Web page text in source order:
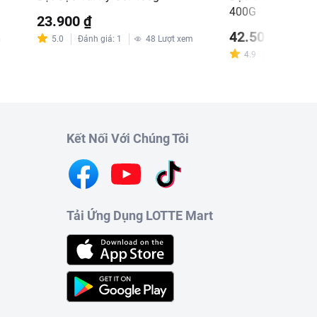
23.900 ₫
5.0 Đánh giá: 1 48 Lượt xem
400G
42.500 ₫
4.9
Kết Nối Với Chúng Tôi
Tải Ứng Dụng LOTTE Mart